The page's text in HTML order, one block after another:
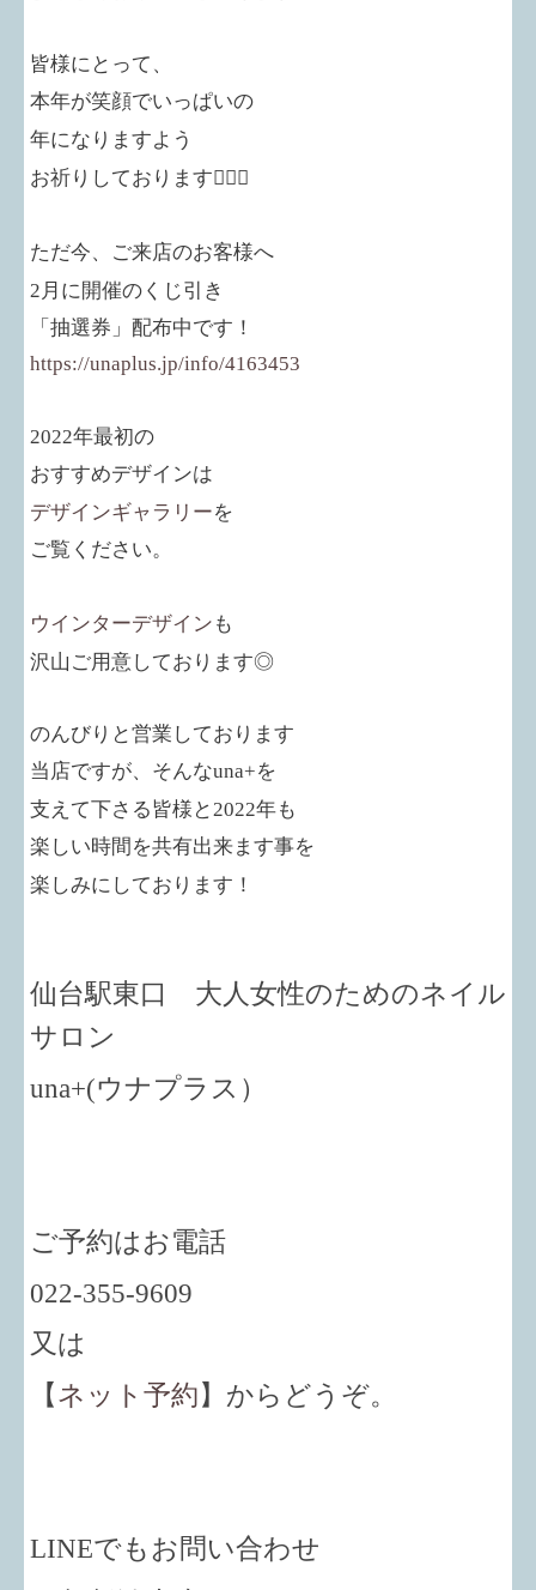
皆様にとって、
本年が笑顔でいっぱいの
年になりますよう
お祈りしております🙇🏻‍♀️
ただ今、ご来店のお客様へ
2 月に開催のくじ引き
「抽選券」配布中です！
https://unaplus.jp/info/4163453
2022年最初の
おすすめデザインは
デザインギャラリーを
ご覧ください。
ウインターデザイン も
沢山ご用意しております◎
のんびりと営業しております
当店ですが、そんなuna+を
支えて下さる皆様と 2022年も
楽しい時間を共有出来ます事を
楽しみにしております！
仙台駅東口 大人女性のためのネイル
サロン
una+(ウナプラス）
ご予約はお電話
022-355-9609
又は
【 ネット予約 】からどうぞ。
LINEでもお問い合わせ